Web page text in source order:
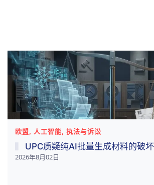
欧盟, 人工智能, 执法与诉讼
UPC质疑纯AI批量生成材料的破
2026年8月02日